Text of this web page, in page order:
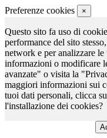
Preferenze cookies ×
Questo sito fa uso di
performance del sito
network e per analizzare
informazioni o modificare
avanzate" o visita la
maggiori informazioni sui
tuoi dati personali, clicca
l'installazione dei cookies?